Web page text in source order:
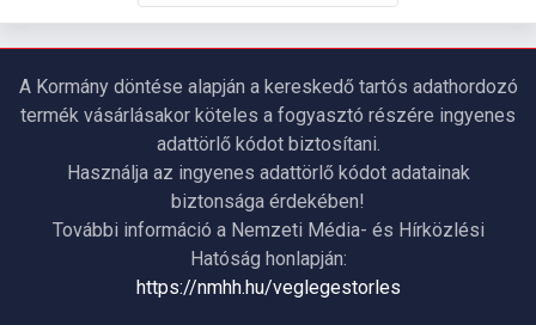
A Kormány döntése alapján a kereskedő tartós adathordozó
termék vásárlásakor köteles a fogyasztó részére ingyenes
adattörlő kódot biztosítani.
Használja az ingyenes adattörlő kódot adatainak
biztonsága érdekében!
További információ a Nemzeti Média- és Hírközlési
Hatóság honlapján:
https://nmhh.hu/veglegestorles